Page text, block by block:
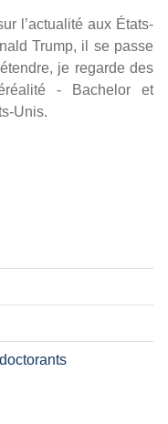
l’actualité aux États-
Trump, il se passe
je regarde des
- Bachelor et
Unis.